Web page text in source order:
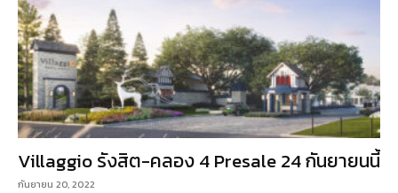
Villaggio รังสิต-คลอง 4 Presale 24 กันยายนนี้
กันยายน 20, 2022